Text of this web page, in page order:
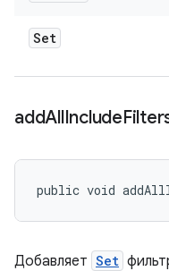
Set
addAllInclude
public void
Добавляет Set